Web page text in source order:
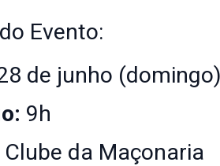
Evento:
de junho
9h
Clube da Maçonaria